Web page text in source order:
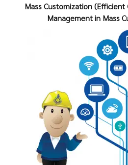
Mass Customization (Efficient
Management in Mass